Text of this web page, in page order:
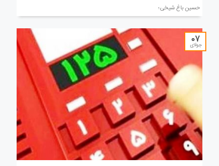
حسین باغ شیخی؛
07
جولای